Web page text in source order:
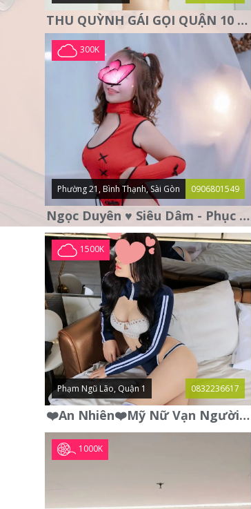
THU QUỲNH GÁI GỌI QUẬN 10 – MẶT XINH DA TRẮNG – SANG
300K
Phường 21, Bình Thạnh, Sài Gòn 0906801549
Ngọc Duyên ♥️ Siêu Dâm - Phục Vụ Tận Tình - Chu Đáo
1500K
Phạm Ngũ Lão, Quận 1 0832236617
❤️An Nhiên❤️Mỹ Nữ Vạn Người Mê,Da Trắng, Mặt Xynh, Đẹp Từng
1000K